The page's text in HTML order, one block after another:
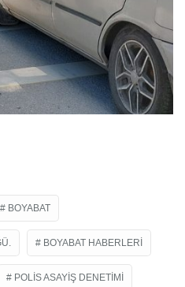
BOYABAT
BOYABAT HABERLERI
POLIS ASAYIŞ DENETIMI